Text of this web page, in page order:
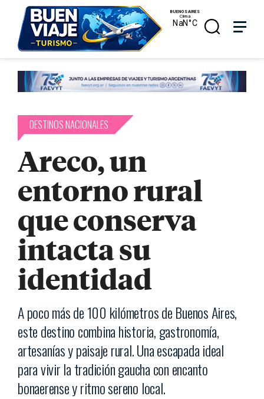
content
Menu
DESTINOS NACIONALES
Areco, un
entorno rural
que conserva
intacta su
identidad
A poco más de 100 kilómetros de Buenos Aires,
este destino combina historia, gastronomía,
artesanías y paisaje rural. Una escapada ideal
para vivir la tradición gaucha con encanto
bonaerense y ritmo sereno local.